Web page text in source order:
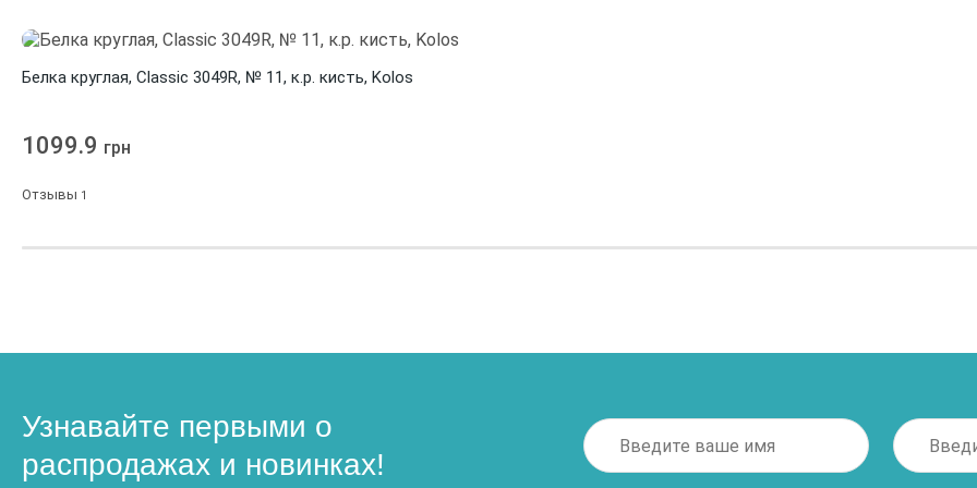
Белка круглая, Classic 3049R, № 11, к.р. кисть, Kolos
1099.9 грн
Отзывы 1
Узнавайте первыми о
распродажах и новинках!